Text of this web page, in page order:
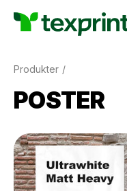
Produkter
POSTER